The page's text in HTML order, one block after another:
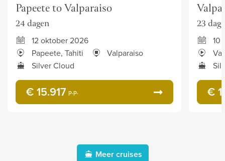
Papeete to Valparaiso
24 dagen
12 oktober 2026
Papeete, Tahiti
Valparaiso
Silver Cloud
€ 15.917 p.p.
23
10
€
Meer cruises